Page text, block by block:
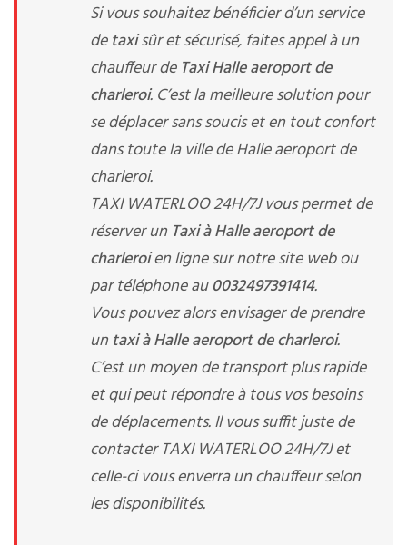
Si vous souhaitez bénéficier d’un service
detaxisûr et sécurisé, faites appel à un
chauffeur de Taxi Halle aeroport de
charleroi. C’est la meilleure solution pour
se déplacer sans soucis et en tout confort
dans toute la ville de Halle aeroport de
charleroi.
TAXI WATERLOO 24H/7J vous permet de
réserver un Taxi à Halle aeroport de
charleroien ligne sur notre site web ou
par téléphone au0032497391414.
Vous pouvez alors envisager de prendre
un taxi à Halle aeroport de charleroi.
C’est un moyen de transport plus rapide
et qui peut répondre à tous vos besoins
de déplacements. Il vous suffit juste de
contacter TAXI WATERLOO 24H/7J et
celle-ci vous enverra un chauffeur selon
les disponibilités.